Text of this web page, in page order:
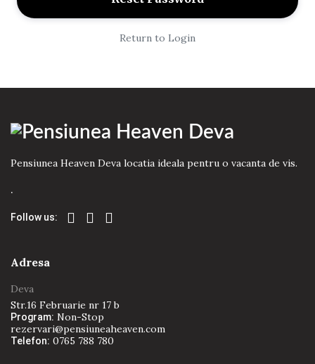
Return to Login
Pensiunea Heaven Deva locatia ideala pentru o vacanta de vis.
.
Follow us:
Adresa
Deva
Str.16 Februarie nr 17 b
Program: Non-Stop
rezervari@pensiuneaheaven.com
Telefon: 0765 788 780